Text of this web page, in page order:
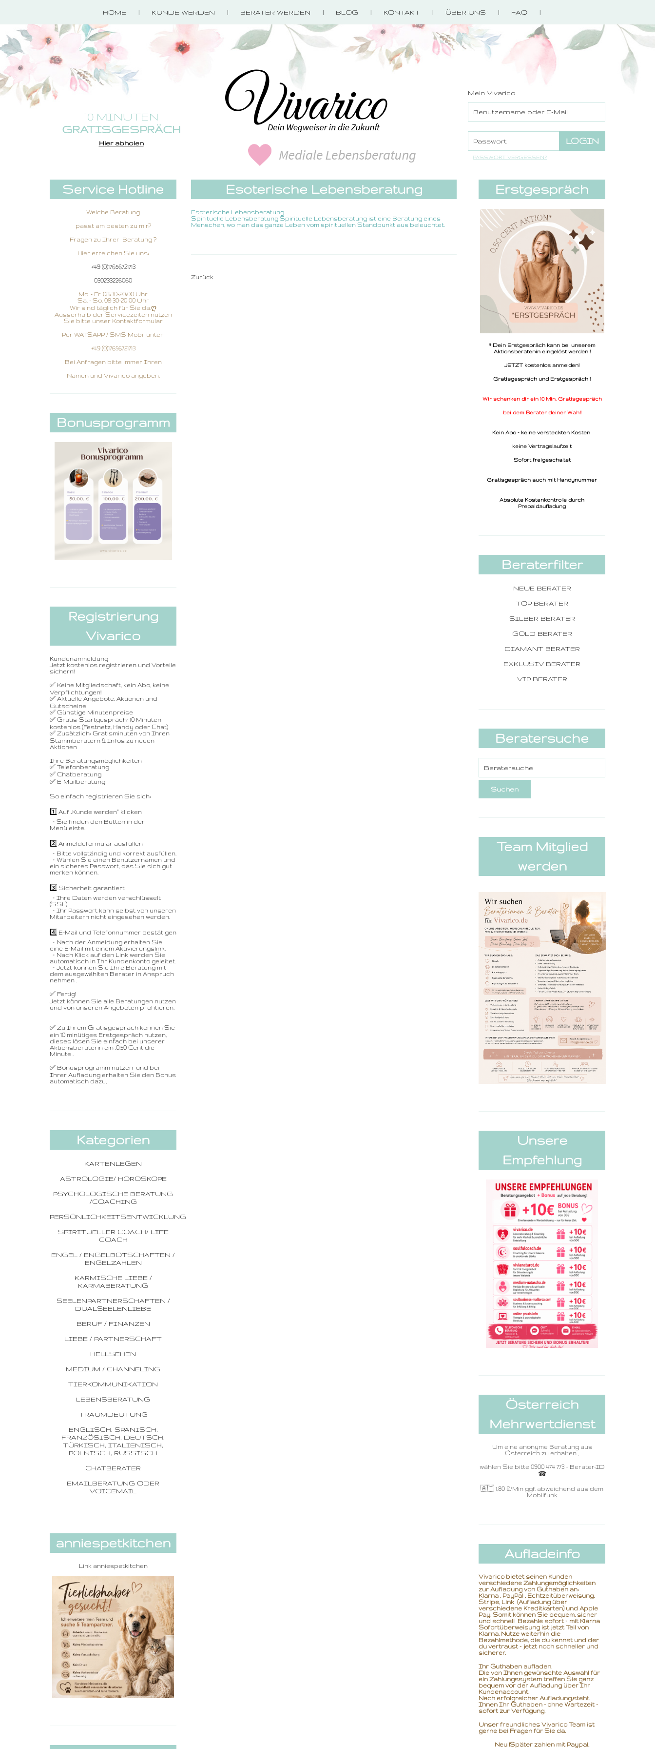
HOME KUNDE WERDEN BERATER WERDEN BLOG KONTAKT ÜBER UNS FAQ
10 MINUTEN
GRATISGESPRÄCH
Hier abholen
Mein Vivarico
PASSWORT VERGESSEN?
Service Hotline
Welche Beratung
passt am besten zu mir?
Fragen zu Ihrer Beratung ?
Hier erreichen Sie uns:
+49 (0)17656721713
030233226060
Mo. - Fr. 08:30-20:00 Uhr
Sa. - So. 08:30-20:00 Uhr
Wir sind täglich für Sie da.ღ
Ausserhalb der Servicezeiten nutzen
Sie bitte unser Kontaktformular
Per WATSAPP / SMS Mobil unter:
+49 (0)17656721713
Bei Anfragen bitte immer Ihren
Namen und Vivarico angeben.
Bonusprogramm
Registrierung
Vivarico
Kundenanmeldung
Jetzt kostenlos registrieren und Vorteile
sichern!
✅ Keine Mitgliedschaft, kein Abo, keine
Verpflichtungen!
✅ Aktuelle Angebote, Aktionen und
Gutscheine
✅ Günstige Minutenpreise
✅ Gratis-Startgespräch: 10 Minuten
kostenlos (Festnetz, Handy oder Chat)
✅ Zusätzlich: Gratisminuten von Ihren
Stammberatern & Infos zu neuen
Aktionen
Ihre Beratungsmöglichkeiten
✅ Telefonberatung
✅ Chatberatung
✅ E-Mailberatung
So einfach registrieren Sie sich:
1️⃣ Auf „Kunde werden“ klicken
– Sie finden den Button in der
Menüleiste.
2️⃣ Anmeldeformular ausfüllen
– Bitte vollständig und korrekt ausfüllen.
– Wählen Sie einen Benutzernamen und
ein sicheres Passwort, das Sie sich gut
merken können.
3️⃣ Sicherheit garantiert
– Ihre Daten werden verschlüsselt
(SSL).
– Ihr Passwort kann selbst von unseren
Mitarbeitern nicht eingesehen werden.
4️⃣ E-Mail und Telefonnummer bestätigen
– Nach der Anmeldung erhalten Sie
eine E-Mail mit einem Aktivierungslink.
– Nach Klick auf den Link werden Sie
automatisch in Ihr Kundenkonto geleitet.
– Jetzt können Sie Ihre Beratung mit
dem ausgewählten Berater in Anspruch
nehmen .
✅ Fertig!
Jetzt können Sie alle Beratungen nutzen
und von unseren Angeboten profitieren.
✅ Zu Ihrem Gratisgespräch können Sie
ein 10 minütiges Erstgespräch nutzen,
dieses lösen Sie einfach bei unserer
Aktionsberaterin ein .0,50 Cent die
Minute .
✅ Bonusprogramm nutzen und bei
Ihrer Aufladung erhalten Sie den Bonus
automatisch dazu,
Kategorien
KARTENLEGEN
ASTROLOGIE/ HOROSKOPE
PSYCHOLOGISCHE BERATUNG
/COACHING
PERSÖNLICHKEITSENTWICKLUNG
SPIRITUELLER COACH/ LIFE
COACH
ENGEL / ENGELBOTSCHAFTEN /
ENGELZAHLEN
KARMISCHE LIEBE /
KARMABERATUNG
SEELENPARTNERSCHAFTEN /
DUALSEELENLIEBE
BERUF / FINANZEN
LIEBE / PARTNERSCHAFT
HELLSEHEN
MEDIUM / CHANNELING
TIERKOMMUNIKATION
LEBENSBERATUNG
TRAUMDEUTUNG
ENGLISCH, SPANISCH,
FRANZÖSISCH, DEUTSCH,
TÜRKISCH, ITALIENISCH,
POLNISCH, RUSSISCH
CHATBERATER
EMAILBERATUNG ODER
VOICEMAIL
anniespetkitchen
Link anniespetkitchen
Esoterische Lebensberatung
Esoterische Lebensberatung
Spirituelle Lebensberatung Spirituelle Lebensberatung ist eine Beratung eines
Menschen, wo man das ganze Leben vom spirituellen Standpunkt aus beleuchtet.
Zurück
Erstgespräch
* Dein Erstgespräch kann bei unserem
Aktionsberater:in eingelöst werden !
JETZT kostenlos anmelden!
Gratisgespräch und Erstgespräch !
Wir schenken dir ein 10 Min. Gratisgespräch
bei dem Berater deiner Wahl!
Kein Abo - keine versteckten Kosten
keine Vertragslaufzeit
Sofort freigeschaltet
Gratisgespräch auch mit Handynummer
Absolute Kostenkontrolle durch
Prepaidaufladung
Beraterfilter
NEUE BERATER
TOP BERATER
SILBER BERATER
GOLD BERATER
DIAMANT BERATER
EXKLUSIV BERATER
VIP BERATER
Beratersuche
Team Mitglied
werden
Unsere
Empfehlung
Österreich
Mehrwertdienst
Um eine anonyme Beratung aus
Österreich zu erhalten ,
wählen Sie bitte 0900 474 773 + Berater-ID
☎ ️
🇦🇹 1,80 €/Min ggf. abweichend aus dem
Mobilfunk
Aufladeinfo
Vivarico bietet seinen Kunden
verschiedene Zahlungsmöglichkeiten
zur Aufladung von Guthaben an:
Klarna , PayPal , Echtzeitüberweisung,
Stripe, Link (Aufladung über
verschiedene Kreditkarten) und Apple
Pay. Somit können Sie bequem, sicher
und schnell Bezahle sofort – mit Klarna
Sofortüberweisung ist jetzt Teil von
Klarna. Nutze weiterhin die
Bezahlmethode, die du kennst und der
du vertraust – jetzt noch schneller und
sicherer.
Ihr Guthaben aufladen.
Die von Ihnen gewünschte Auswahl für
ein Zahlungssystem treffen Sie ganz
bequem vor der Aufladung über Ihr
Kundenaccount.
Nach erfolgreicher Aufladung,steht
Ihnen Ihr Guthaben - ohne Wartezeit -
sofort zur Verfügung.
Unser freundliches Vivarico Team ist
gerne bei Fragen für Sie da.
Neu !Später zahlen mit Paypal,